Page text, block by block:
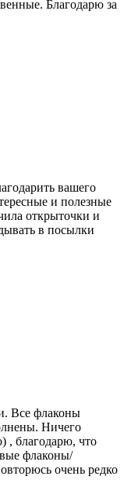
Благодарю за
вашего
и полезные
открыточки и
в посылки
Все флаконы
Ничего
, благодарю, что
флаконы/
очень редко